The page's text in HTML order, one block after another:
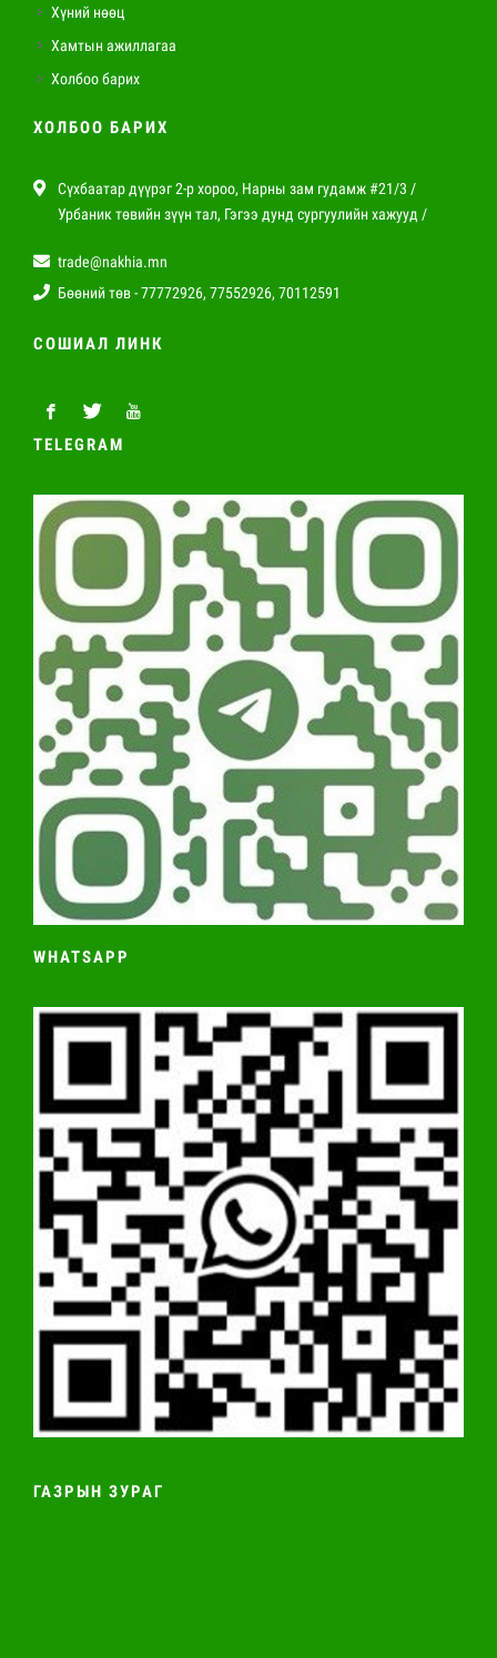
Хүний нөөц
Хамтын ажиллагаа
Холбоо барих
ХОЛБОО БАРИХ
Сүхбаатар дүүрэг 2-р хороо, Нарны зам гудамж #21/3 /
Урбаник төвийн зүүн тал, Гэгээ дунд сургуулийн хажууд /
trade@nakhia.mn
Бөөний төв - 77772926, 77552926, 70112591
СОШИАЛ ЛИНК
TELEGRAM
WHATSAPP
ГАЗРЫН ЗУРАГ